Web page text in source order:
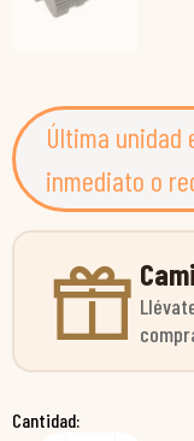
Última unidad
inmediato o
Cantidad: